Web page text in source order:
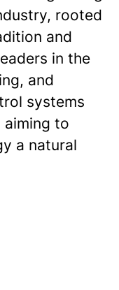
rooted
and
in the
and
systems
aiming to
a natural